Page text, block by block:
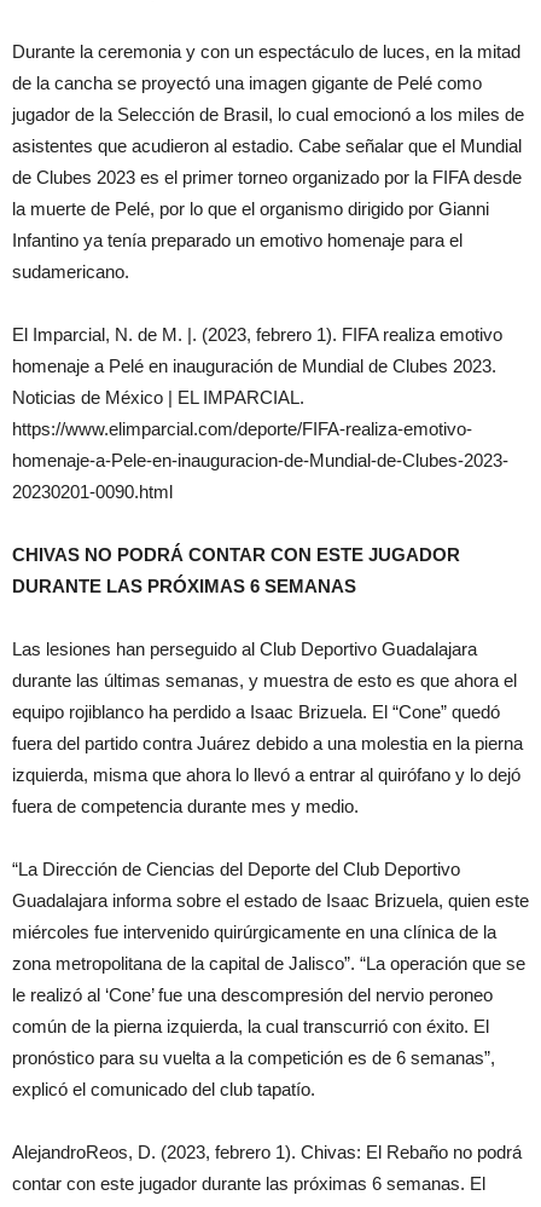
Durante la ceremonia y con un espectáculo de luces, en la mitad
de la cancha se proyectó una imagen gigante de Pelé como
jugador de la Selección de Brasil, lo cual emocionó a los miles de
asistentes que acudieron al estadio. Cabe señalar que el Mundial
de Clubes 2023 es el primer torneo organizado por la FIFA desde
la muerte de Pelé, por lo que el organismo dirigido por Gianni
Infantino ya tenía preparado un emotivo homenaje para el
sudamericano.
El Imparcial, N. de M. |. (2023, febrero 1). FIFA realiza emotivo
homenaje a Pelé en inauguración de Mundial de Clubes 2023.
Noticias de México | EL IMPARCIAL.
https://www.elimparcial.com/deporte/FIFA-realiza-emotivo-
homenaje-a-Pele-en-inauguracion-de-Mundial-de-Clubes-2023-
20230201-0090.html
CHIVAS NO PODRÁ CONTAR CON ESTE JUGADOR
DURANTE LAS PRÓXIMAS 6 SEMANAS
Las lesiones han perseguido al Club Deportivo Guadalajara
durante las últimas semanas, y muestra de esto es que ahora el
equipo rojiblanco ha perdido a Isaac Brizuela. El “Cone” quedó
fuera del partido contra Juárez debido a una molestia en la pierna
izquierda, misma que ahora lo llevó a entrar al quirófano y lo dejó
fuera de competencia durante mes y medio.
“La Dirección de Ciencias del Deporte del Club Deportivo
Guadalajara informa sobre el estado de Isaac Brizuela, quien este
miércoles fue intervenido quirúrgicamente en una clínica de la
zona metropolitana de la capital de Jalisco”. “La operación que se
le realizó al ‘Cone’ fue una descompresión del nervio peroneo
común de la pierna izquierda, la cual transcurrió con éxito. El
pronóstico para su vuelta a la competición es de 6 semanas”,
explicó el comunicado del club tapatío.
AlejandroReos, D. (2023, febrero 1). Chivas: El Rebaño no podrá
contar con este jugador durante las próximas 6 semanas. El